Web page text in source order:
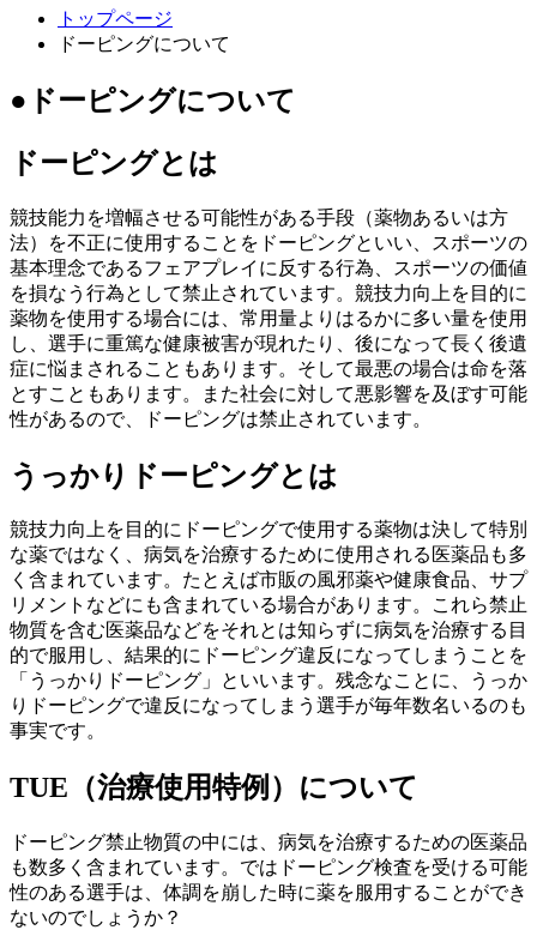
トップページ
ドーピングについて
●ドーピングについて
ドーピングとは
競技能力を増幅させる可能性がある手段（薬物あるいは方
法）を不正に使用することをドーピングといい、スポーツの
基本理念であるフェアプレイに反する行為、スポーツの価値
を損なう行為として禁止されています。競技力向上を目的に
薬物を使用する場合には、常用量よりはるかに多い量を使用
し、選手に重篤な健康被害が現れたり、後になって長く後遺
症に悩まされることもあります。そして最悪の場合は命を落
とすこともあります。また社会に対して悪影響を及ぼす可能
性があるので、ドーピングは禁止されています。
うっかりドーピングとは
競技力向上を目的にドーピングで使用する薬物は決して特別
な薬ではなく、病気を治療するために使用される医薬品も多
く含まれています。たとえば市販の風邪薬や健康食品、サプ
リメントなどにも含まれている場合があります。これら禁止
物質を含む医薬品などをそれとは知らずに病気を治療する目
的で服用し、結果的にドーピング違反になってしまうことを
「うっかりドーピング」といいます。残念なことに、うっか
りドーピングで違反になってしまう選手が毎年数名いるのも
事実です。
TUE（治療使用特例）について
ドーピング禁止物質の中には、病気を治療するための医薬品
も数多く含まれています。ではドーピング検査を受ける可能
性のある選手は、体調を崩した時に薬を服用することができ
ないのでしょうか？